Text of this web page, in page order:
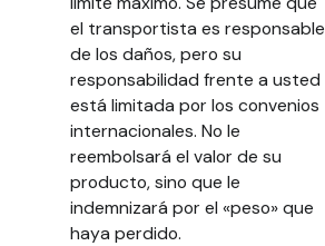
el transportista es responsable
de los daños, pero su
responsabilidad frente a usted
está limitada por los convenios
internacionales. No le
reembolsará el valor de su
producto, sino que le
indemnizará por el «peso» que
haya perdido.